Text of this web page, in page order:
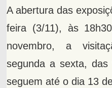
A abertura das
feira (3/11), às
novembro, a
segunda a sexta,
seguem até o dia 13